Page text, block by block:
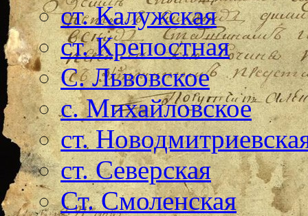
ст. Калужская
ст. Крепостная
С. Львовское
с. Михайловское
ст.
ст. Северская
Ст. Смоленская